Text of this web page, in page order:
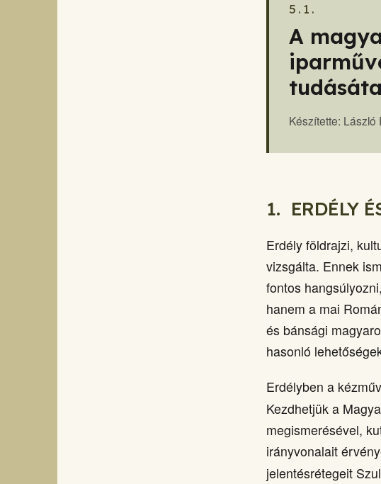
5.1.
A
Készítette: László
1. ERDÉLY
Erdély földrajzi,
vizsgálta. Ennek
fontos
hanem a mai
és bánsági
hasonló
Erdélyben a
Kezdhetjük a
megismerésével,
irányvonalait
jelentésrétegeit